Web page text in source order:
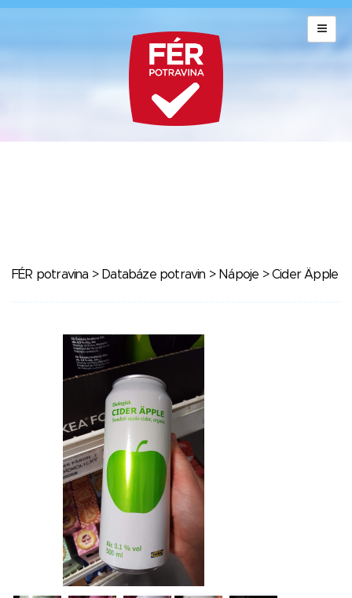
FÉR potravina > Databáze potravin > Nápoje > Cider Äpple